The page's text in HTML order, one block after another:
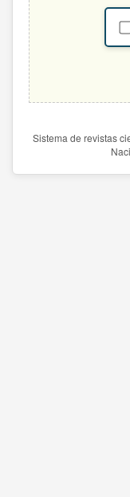
Sistema de revistas